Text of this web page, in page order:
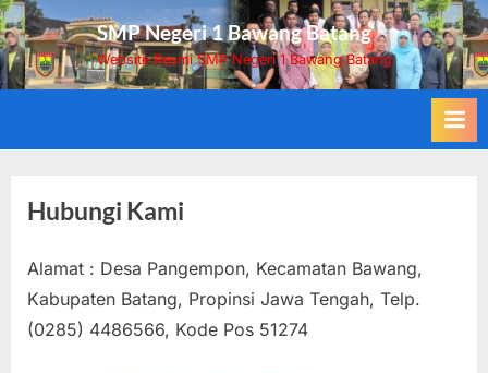
Skip
to
content
SMP Negeri 1 Bawang Batang
Website Resmi SMP Negeri 1 Bawang Batang
Hubungi Kami
Alamat : Desa Pangempon, Kecamatan Bawang,
Kabupaten Batang, Propinsi Jawa Tengah, Telp.
(0285) 4486566, Kode Pos 51274